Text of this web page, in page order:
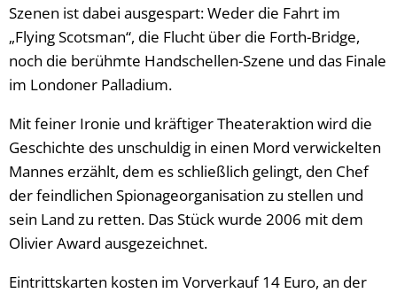
Szenen ist dabei ausgespart: Weder die Fahrt im
„Flying Scotsman“, die Flucht über die Forth-Bridge,
noch die berühmte Handschellen-Szene und das Finale
im Londoner Palladium.
Mit feiner Ironie und kräftiger Theateraktion wird die
Geschichte des unschuldig in einen Mord verwickelten
Mannes erzählt, dem es schließlich gelingt, den Chef
der feindlichen Spionageorganisation zu stellen und
sein Land zu retten. Das Stück wurde 2006 mit dem
Olivier Award ausgezeichnet.
Eintrittskarten kosten im Vorverkauf 14 Euro, an der